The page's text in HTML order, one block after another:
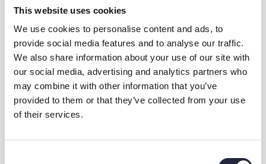
This website uses cookies
We use cookies to personalise content and ads, to
provide social media features and to analyse our traffic.
We also share information about your use of our site with
our social media, advertising and analytics partners who
may combine it with other information that you’ve
provided to them or that they’ve collected from your use
of their services.
ligger. Med tanke på allergiker är huset rök- och djurfritt.
Wisby Trossen 4 AB
Kontakt & öppettider